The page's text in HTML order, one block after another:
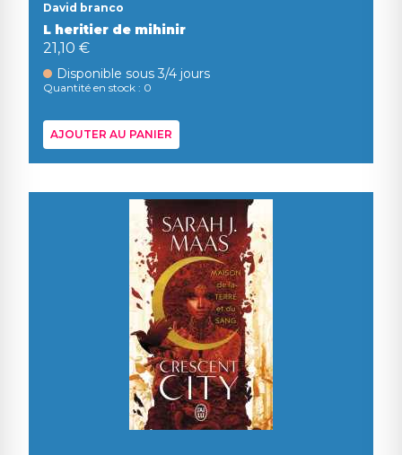
David branco
L heritier de mihinir
21,10 €
Disponible sous 3/4 jours
Quantité en stock : 0
AJOUTER AU PANIER